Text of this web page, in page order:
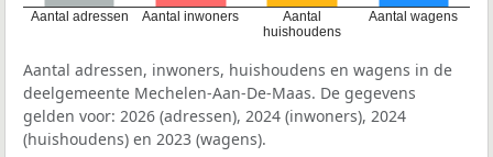
Aantal adressen Aantal inwoners
Aantal
huishoudens
Aantal wagens
Aantal adressen, inwoners, huishoudens en wagens in de
deelgemeente Mechelen-Aan-De-Maas. De gegevens
gelden voor: 2026 (adressen), 2024 (inwoners), 2024
(huishoudens) en 2023 (wagens).